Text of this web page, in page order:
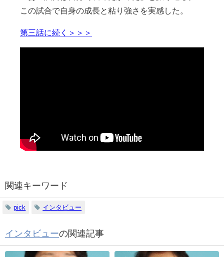
この試合で自身の成長と粘り強さを実感した。
第三話に続く＞＞＞
関連キーワード
pick インタビュー
インタビューの関連記事